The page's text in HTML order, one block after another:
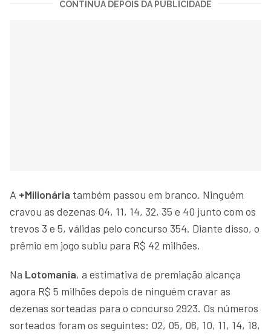
CONTINUA DEPOIS DA PUBLICIDADE
A +Milionária também passou em branco. Ninguém
cravou as dezenas 04, 11, 14, 32, 35 e 40 junto com os
trevos 3 e 5, válidas pelo concurso 354. Diante disso, o
prêmio em jogo subiu para R$ 42 milhões.
Na Lotomania, a estimativa de premiação alcança
agora R$ 5 milhões depois de ninguém cravar as
dezenas sorteadas para o concurso 2923. Os números
sorteados foram os seguintes: 02, 05, 06, 10, 11, 14, 18,